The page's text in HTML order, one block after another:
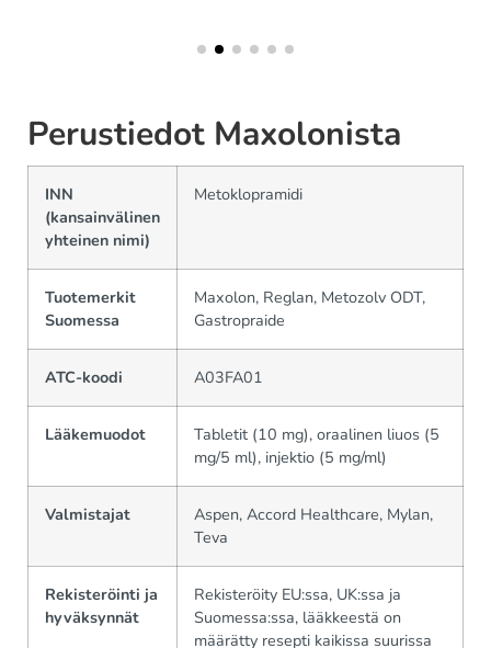
Perustiedot Maxolonista
INN
(kansainvälinen
yhteinen nimi)
Metoklopramidi
Tuotemerkit
Suomessa
Maxolon, Reglan, Metozolv ODT,
Gastropraide
ATC-koodi A03FA01
Lääkemuodot
Tabletit (10 mg), oraalinen liuos (5
mg/5 ml), injektio (5 mg/ml)
Valmistajat
Aspen, Accord Healthcare, Mylan,
Teva
Rekisteröinti ja
hyväksynnät
Rekisteröity EU:ssa, UK:ssa ja
Suomessa:ssa, lääkkeestä on
määrätty resepti kaikissa suurissa